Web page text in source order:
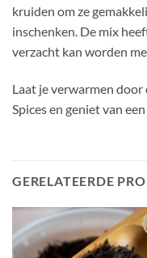
kruiden om ze
inschenken. De mix
verzacht kan worden
Laat je verwarmen
Spices en geniet van
GERELATEERDE